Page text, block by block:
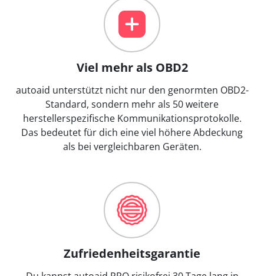
Viel mehr als OBD2
autoaid unterstützt nicht nur den genormten OBD2-
Standard, sondern mehr als 50 weitere
herstellerspezifische Kommunikationsprotokolle.
Das bedeutet für dich eine viel höhere Abdeckung
als bei vergleichbaren Geräten.
Zufriedenheitsgarantie